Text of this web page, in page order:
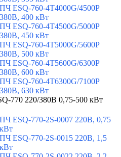
ПЧ ESQ-760-4T4000G/4500P
380В, 400 кВт
ПЧ ESQ-760-4T4500G/5000P
380В, 450 кВт
ПЧ ESQ-760-4T5000G/5600P
380В, 500 кВт
ПЧ ESQ-760-4T5600G/6300P
380В, 600 кВт
ПЧ ESQ-760-4T6300G/7100P
380В, 630 кВт
770 220/380В 0,75-500 кВт
ПЧ ESQ-770-2S-0007 220В, 0,75
кВт
ПЧ ESQ-770-2S-0015 220В, 1,5
кВт